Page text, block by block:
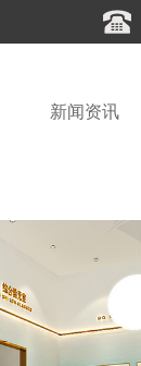
新闻资讯